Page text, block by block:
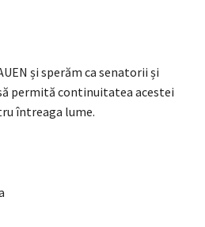
și sperăm ca senatorii și
permită continuitatea acestei
întreaga lume.